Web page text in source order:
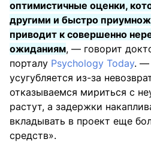
оптимистичные оценки,
другими и быстро
приводит к совершенно
ожиданиям, — говорит
порталу Psychology Today. —
усугубляется из-за
отказываемся мириться с
растут, а задержки
вкладывать в проект еще
средств».